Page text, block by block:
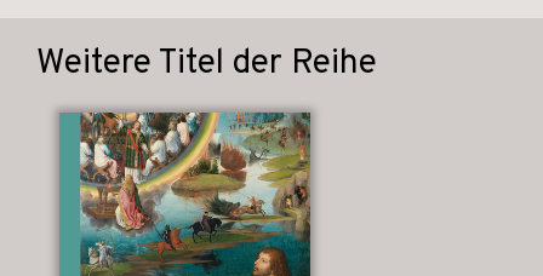
Weitere Titel der Reihe